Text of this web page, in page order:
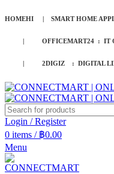
HOMEHI | SMART HOME
| OFFICEMART24 : IT
| 2DIGIZ : DIGITAL
Login / Register
0 items / ฿0.00
Menu